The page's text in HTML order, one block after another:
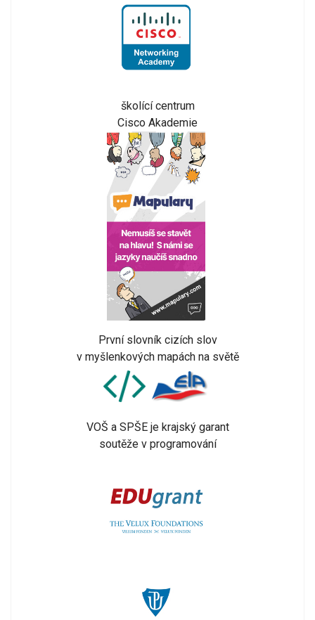
školící centrum
Cisco Akademie
První slovník cizích slov
v myšlenkových mapách na světě
VOŠ a SPŠE je krajský garant
soutěže v programování